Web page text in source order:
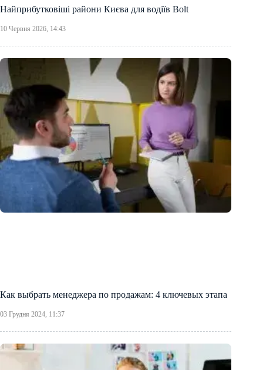
Найприбутковіші райони Києва для водіїв Bolt
10 Червня 2026, 14:43
Как выбрать менеджера по продажам: 4 ключевых этапа
03 Грудня 2024, 11:37